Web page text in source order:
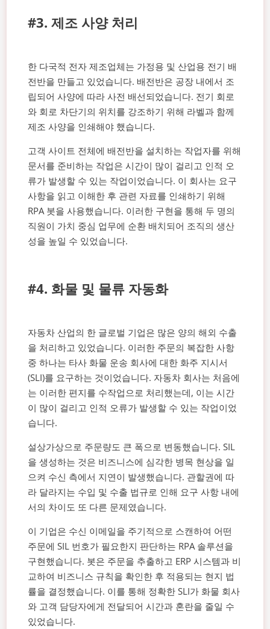
#3. 제조 사양 처리
한 다국적 전자 제조업체는 가정용 및 산업용 전기 배
전반을 만들고 있었습니다. 배전반은 공장 내에서 조
립되어 사양에 따라 사전 배선되었습니다. 전기 회로
와 회로 차단기의 위치를 강조하기 위해 라벨과 함께
제조 사양을 인쇄해야 했습니다.
고객 사이트 전체에 배전반을 설치하는 작업자를 위해
문서를 준비하는 작업은 시간이 많이 걸리고 인적 오
류가 발생할 수 있는 작업이었습니다. 이 회사는 요구
사항을 읽고 이해한 후 관련 자료를 인쇄하기 위해
RPA 봇을 사용했습니다. 이러한 구현을 통해 두 명의
직원이 가치 중심 업무에 순환 배치되어 조직의 생산
성을 높일 수 있었습니다.
#4. 화물 및 물류 자동화
자동차 산업의 한 글로벌 기업은 많은 양의 해외 수출
을 처리하고 있었습니다. 이러한 주문의 복잡한 사항
중 하나는 타사 화물 운송 회사에 대한 화주 지시서
(SLI)를 요구하는 것이었습니다. 자동차 회사는 처음에
는 이러한 편지를 수작업으로 처리했는데, 이는 시간
이 많이 걸리고 인적 오류가 발생할 수 있는 작업이었
습니다.
설상가상으로 주문량도 큰 폭으로 변동했습니다. SIL
을 생성하는 것은 비즈니스에 심각한 병목 현상을 일
으켜 수신 측에서 지연이 발생했습니다. 관할권에 따
라 달라지는 수입 및 수출 법규로 인해 요구 사항 내에
서의 차이도 또 다른 문제였습니다.
이 기업은 수신 이메일을 주기적으로 스캔하여 어떤
주문에 SIL 번호가 필요한지 판단하는 RPA 솔루션을
구현했습니다. 봇은 주문을 추출하고 ERP 시스템과 비
교하여 비즈니스 규칙을 확인한 후 적용되는 현지 법
률을 결정했습니다. 이를 통해 정확한 SLI가 화물 회사
와 고객 담당자에게 전달되어 시간과 혼란을 줄일 수
있었습니다.